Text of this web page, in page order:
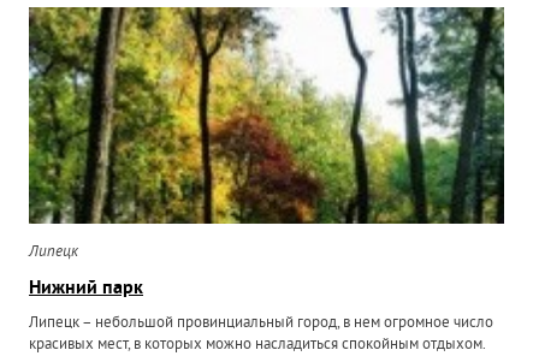
Липецк
Нижний парк
Липецк – небольшой провинциальный город, в нем огромное число
красивых мест, в которых можно насладиться спокойным отдыхом.